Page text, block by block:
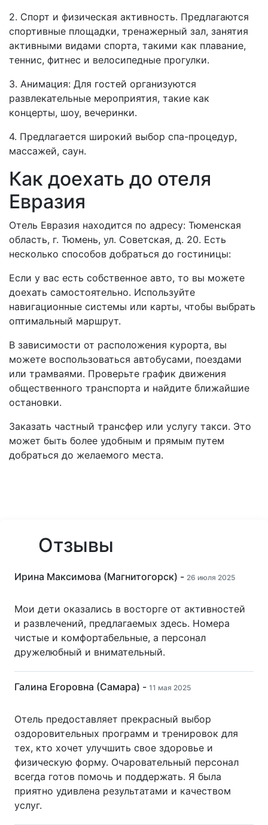
2. Спорт и физическая активность. Предлагаются
спортивные площадки, тренажерный зал, занятия
активными видами спорта, такими как плавание,
теннис, фитнес и велосипедные прогулки.
3. Анимация: Для гостей организуются
развлекательные мероприятия, такие как
концерты, шоу, вечеринки.
4. Предлагается широкий выбор спа-процедур,
массажей, саун.
Как доехать до отеля
Евразия
Отель Евразия находится по адресу: Тюменская
область, г. Тюмень, ул. Советская, д. 20. Есть
несколько способов добраться до гостиницы:
Если у вас есть собственное авто, то вы можете
доехать самостоятельно. Используйте
навигационные системы или карты, чтобы выбрать
оптимальный маршрут.
В зависимости от расположения курорта, вы
можете воспользоваться автобусами, поездами
или трамваями. Проверьте график движения
общественного транспорта и найдите ближайшие
остановки.
Заказать частный трансфер или услугу такси. Это
может быть более удобным и прямым путем
добраться до желаемого места.
Отзывы
Ирина Максимова (Магнитогорск) - 26 июля 2025
Мои дети оказались в восторге от активностей
и развлечений, предлагаемых здесь. Номера
чистые и комфортабельные, а персонал
дружелюбный и внимательный.
Галина Егоровна (Самара) - 11 мая 2025
Отель предоставляет прекрасный выбор
оздоровительных программ и тренировок для
тех, кто хочет улучшить свое здоровье и
физическую форму. Очаровательный персонал
всегда готов помочь и поддержать. Я была
приятно удивлена результатами и качеством
услуг.